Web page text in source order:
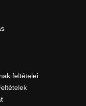
feltételei